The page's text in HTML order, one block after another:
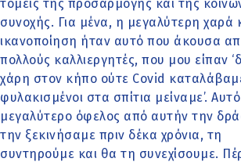
τομείς της προσαρμογής και της
συνοχής. Για μένα, η μεγαλύτερη χαρά
ικανοποίηση ήταν αυτό που άκουσα
πολλούς καλλιεργητές, που μου είπαν
χάρη στον κήπο ούτε Covid
φυλακισμένοι στα σπίτια μείναμε’. Αυτό
μεγαλύτερο όφελος από αυτήν την
την ξεκινήσαμε πριν δέκα χρόνια, τη
συντηρούμε και θα τη συνεχίσουμε.